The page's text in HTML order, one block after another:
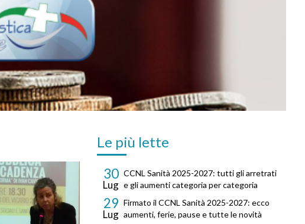
Le più lette
30
Lug
CCNL Sanità 2025-2027: tutti gli arretrati
e gli aumenti categoria per categoria
29
Lug
Firmato il CCNL Sanità 2025-2027: ecco
aumenti, ferie, pause e tutte le novità